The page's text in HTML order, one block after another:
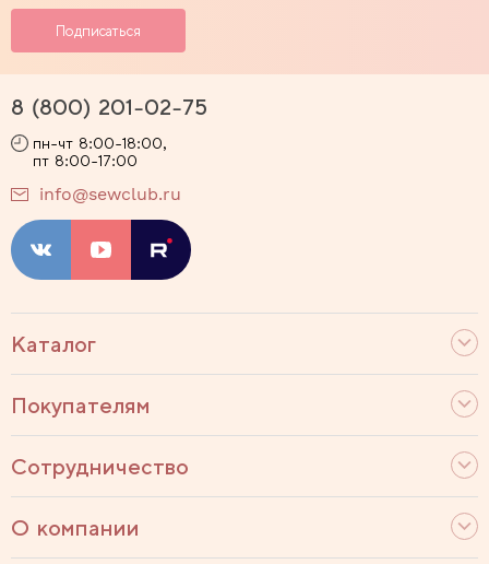
Каталог
Покупателям
Сотрудничество
О компании
8 (800) 201-02-75
пн-чт 8:00-18:00,
пт 8:00-17:00
info@sewclub.ru